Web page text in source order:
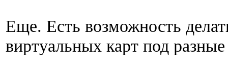
Еще. Есть возможность
виртуальных карт под разные